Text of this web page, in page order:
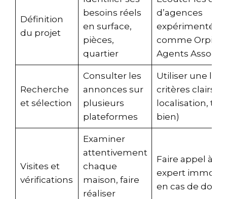
Définition
du projet
besoins réels
en surface,
pièces,
quartier
d’agences
expérimentées
comme Orpi ou
Agents
Recherche
et sélection
Consulter les
annonces sur
plusieurs
plateformes
Utiliser une
critères clairs
localisation,
bien)
Visites et
vérifications
Examiner
attentivement
chaque
maison, faire
réaliser
Faire appel à un
expert
en cas de doute